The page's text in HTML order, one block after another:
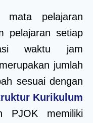
mata pelajaran
pelajaran setiap
waktu jam
jumlah
sesuai dengan
Kurikulum
PJOK memiliki